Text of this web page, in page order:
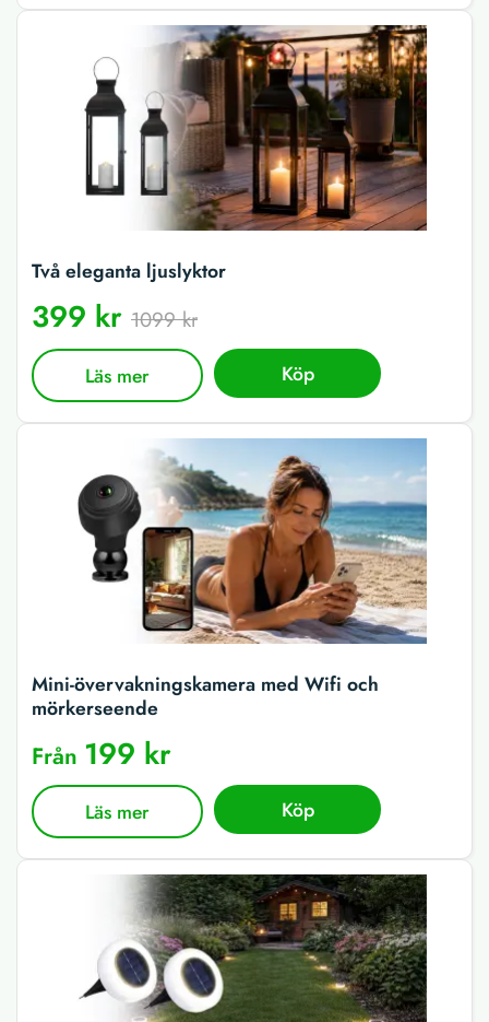
Två eleganta ljuslyktor
399 kr 1099 kr
Läs mer Köp
Mini-övervakningskamera med Wifi och
mörkerseende
Från 199 kr
Läs mer Köp